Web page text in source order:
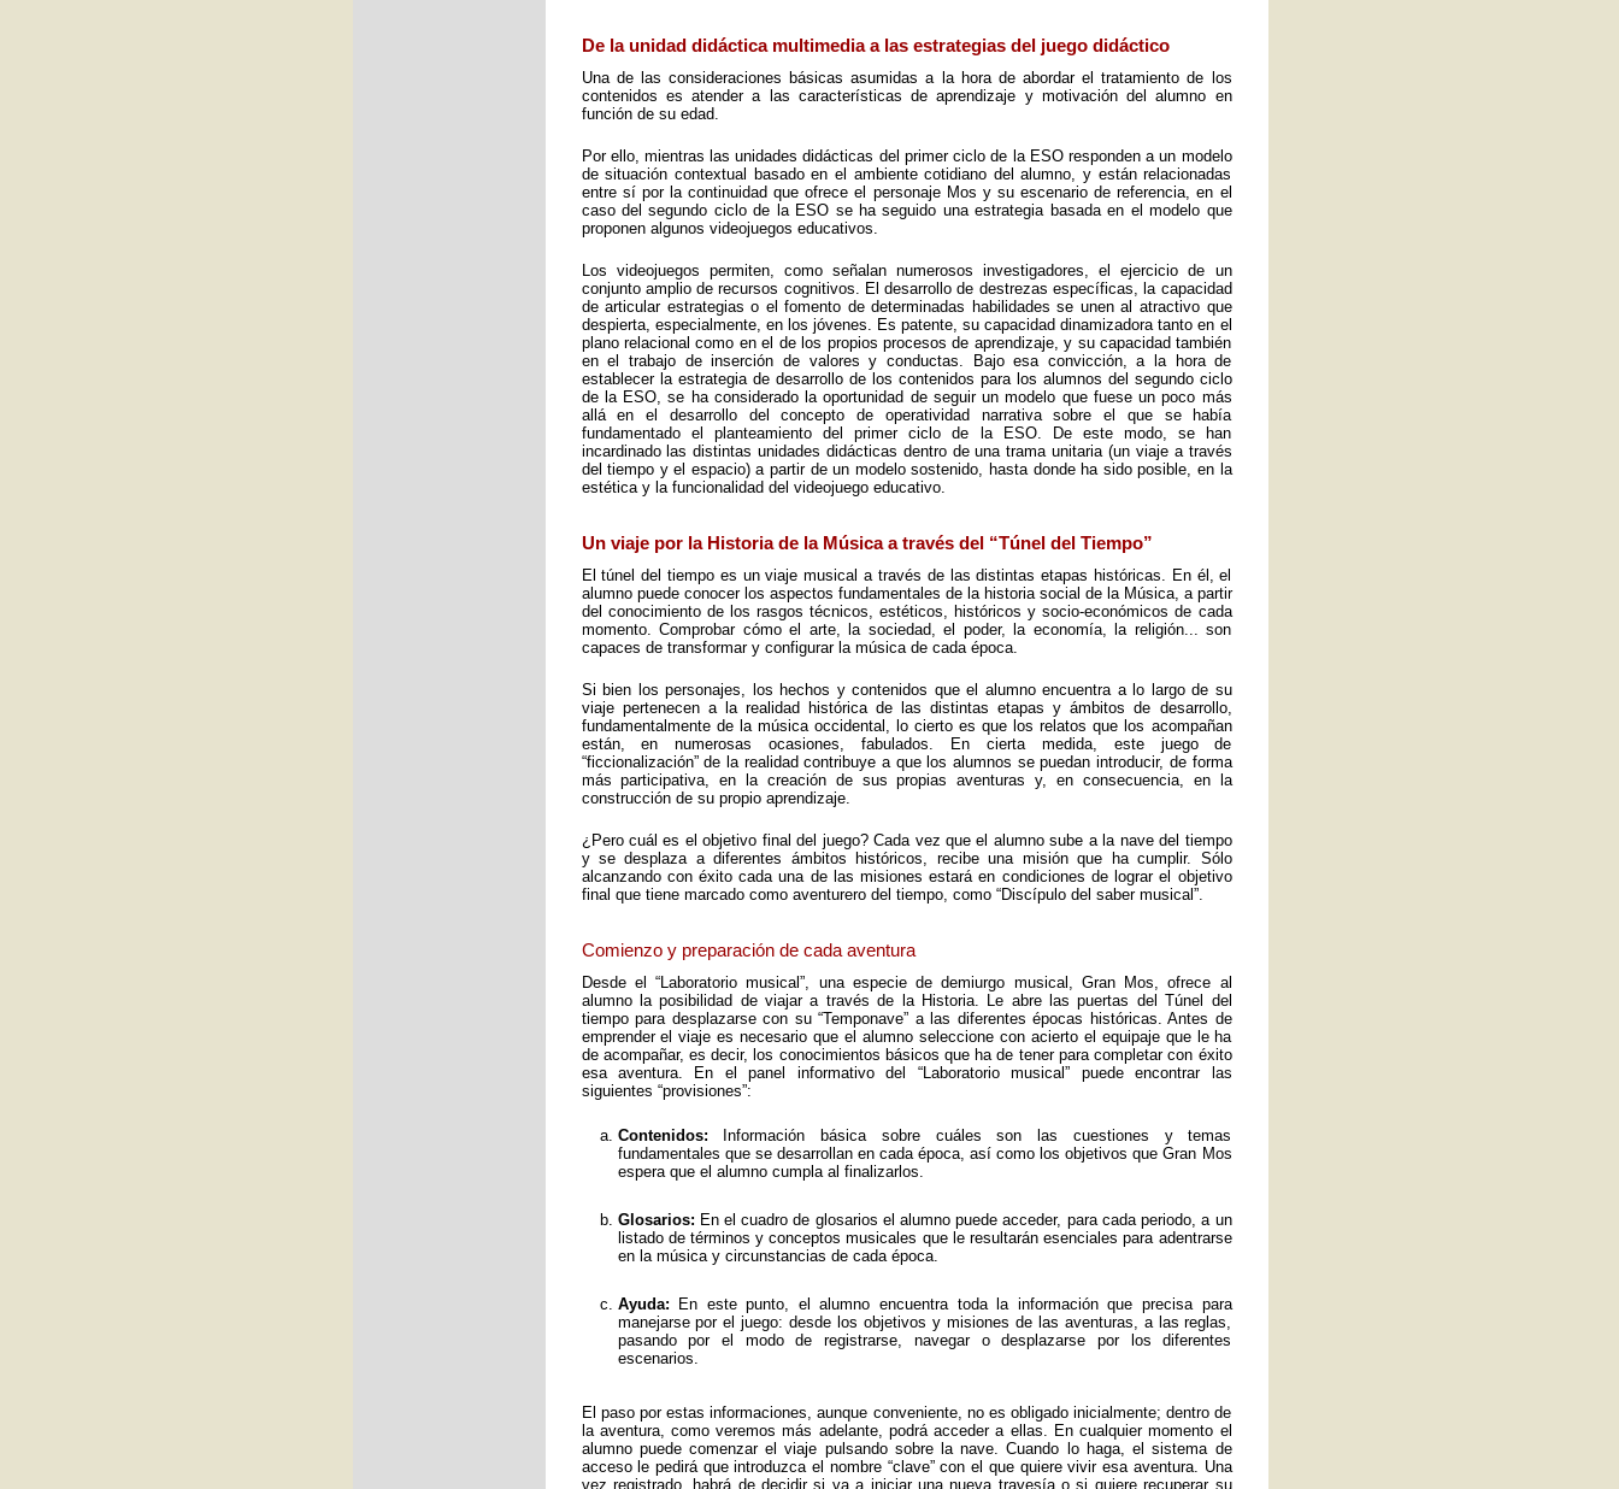
De la unidad didáctica multimedia a las estrategias del juego didáctico
Una de las consideraciones básicas asumidas a la hora de abordar el tratamiento de los
contenidos es atender a las características de aprendizaje y motivación del alumno en
función de su edad.
Por ello, mientras las unidades didácticas del primer ciclo de la ESO responden a un modelo
de situación contextual basado en el ambiente cotidiano del alumno, y están relacionadas
entre sí por la continuidad que ofrece el personaje Mos y su escenario de referencia, en el
caso del segundo ciclo de la ESO se ha seguido una estrategia basada en el modelo que
proponen algunos videojuegos educativos.
Los videojuegos permiten, como señalan numerosos investigadores, el ejercicio de un
conjunto amplio de recursos cognitivos. El desarrollo de destrezas específicas, la capacidad
de articular estrategias o el fomento de determinadas habilidades se unen al atractivo que
despierta, especialmente, en los jóvenes. Es patente, su capacidad dinamizadora tanto en el
plano relacional como en el de los propios procesos de aprendizaje, y su capacidad también
en el trabajo de inserción de valores y conductas. Bajo esa convicción, a la hora de
establecer la estrategia de desarrollo de los contenidos para los alumnos del segundo ciclo
de la ESO, se ha considerado la oportunidad de seguir un modelo que fuese un poco más
allá en el desarrollo del concepto de operatividad narrativa sobre el que se había
fundamentado el planteamiento del primer ciclo de la ESO. De este modo, se han
incardinado las distintas unidades didácticas dentro de una trama unitaria (un viaje a través
del tiempo y el espacio) a partir de un modelo sostenido, hasta donde ha sido posible, en la
estética y la funcionalidad del videojuego educativo.
Un viaje por la Historia de la Música a través del “Túnel del Tiempo”
El túnel del tiempo es un viaje musical a través de las distintas etapas históricas. En él, el
alumno puede conocer los aspectos fundamentales de la historia social de la Música, a partir
del conocimiento de los rasgos técnicos, estéticos, históricos y socio-económicos de cada
momento. Comprobar cómo el arte, la sociedad, el poder, la economía, la religión... son
capaces de transformar y configurar la música de cada época.
Si bien los personajes, los hechos y contenidos que el alumno encuentra a lo largo de su
viaje pertenecen a la realidad histórica de las distintas etapas y ámbitos de desarrollo,
fundamentalmente de la música occidental, lo cierto es que los relatos que los acompañan
están, en numerosas ocasiones, fabulados. En cierta medida, este juego de
“ficcionalización” de la realidad contribuye a que los alumnos se puedan introducir, de forma
más participativa, en la creación de sus propias aventuras y, en consecuencia, en la
construcción de su propio aprendizaje.
¿Pero cuál es el objetivo final del juego? Cada vez que el alumno sube a la nave del tiempo
y se desplaza a diferentes ámbitos históricos, recibe una misión que ha cumplir. Sólo
alcanzando con éxito cada una de las misiones estará en condiciones de lograr el objetivo
final que tiene marcado como aventurero del tiempo, como “Discípulo del saber musical”.
Comienzo y preparación de cada aventura
Desde el “Laboratorio musical”, una especie de demiurgo musical, Gran Mos, ofrece al
alumno la posibilidad de viajar a través de la Historia. Le abre las puertas del Túnel del
tiempo para desplazarse con su “Temponave” a las diferentes épocas históricas. Antes de
emprender el viaje es necesario que el alumno seleccione con acierto el equipaje que le ha
de acompañar, es decir, los conocimientos básicos que ha de tener para completar con éxito
esa aventura. En el panel informativo del “Laboratorio musical” puede encontrar las
siguientes “provisiones”:
Contenidos: Información básica sobre cuáles son las cuestiones y temas
fundamentales que se desarrollan en cada época, así como los objetivos que Gran Mos
espera que el alumno cumpla al finalizarlos.
Glosarios: En el cuadro de glosarios el alumno puede acceder, para cada periodo, a un
listado de términos y conceptos musicales que le resultarán esenciales para adentrarse
en la música y circunstancias de cada época.
Ayuda: En este punto, el alumno encuentra toda la información que precisa para
manejarse por el juego: desde los objetivos y misiones de las aventuras, a las reglas,
pasando por el modo de registrarse, navegar o desplazarse por los diferentes
escenarios.
El paso por estas informaciones, aunque conveniente, no es obligado inicialmente; dentro de
la aventura, como veremos más adelante, podrá acceder a ellas. En cualquier momento el
alumno puede comenzar el viaje pulsando sobre la nave. Cuando lo haga, el sistema de
acceso le pedirá que introduzca el nombre “clave” con el que quiere vivir esa aventura. Una
vez registrado, habrá de decidir si va a iniciar una nueva travesía o si quiere recuperar su